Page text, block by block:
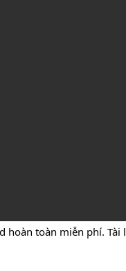
hoàn toàn miễn phí. Tài